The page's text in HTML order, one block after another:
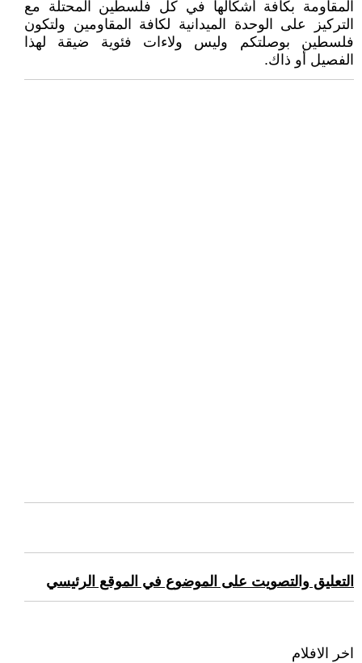
المقاومة بكافة أشكالها في كل فلسطين المحتلة مع
التركيز على الوحدة الميدانية لكافة المقاومين ولتكون
فلسطين بوصلتكم وليس ولاءات فئوية ضيقة لهذا
الفصيل أو ذاك.
التعليق والتصويت على الموضوع في الموقع الرئيسي
اخر الافلام